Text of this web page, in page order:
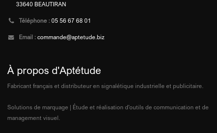
33640 BEAUTIRAN
Téléphone : 05 56 67 68 01
Email : commande@aptetude.biz
À propos d'Aptétude
Fabricant français et distributeur en signalétique industrielle et publicitaire.
Solutions de marquage | Étude et réalisation d'outils de communication et de
management visuel.